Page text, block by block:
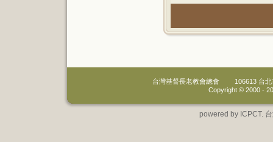
台灣基督長老教會總會
106613 台
Copyright © 2000 -
powered by ICPCT.